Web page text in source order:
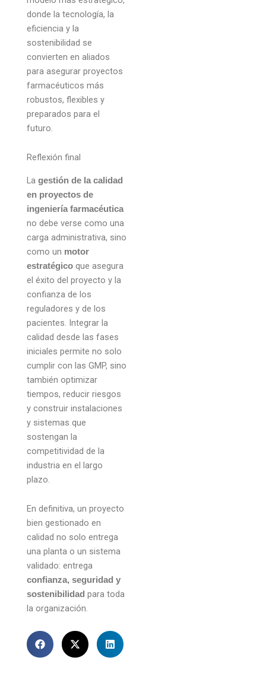
donde la tecnología, la
eficiencia y la
sostenibilidad se
convierten en aliados
para asegurar proyectos
farmacéuticos más
robustos, flexibles y
preparados para el
futuro.
Reflexión final
La gestión de la calidad
en proyectos de
ingeniería farmacéutica
no debe verse como una
carga administrativa, sino
como un motor
estratégicoque asegura
el éxito del proyecto y la
confianza de los
reguladores y de los
pacientes. Integrar la
calidad desde las fases
iniciales permite no solo
cumplir con las GMP, sino
también optimizar
tiempos, reducir riesgos
y construir instalaciones
y sistemas que
sostengan la
competitividad de la
industria en el largo
plazo.
En definitiva, un proyecto
bien gestionado en
calidad no solo entrega
una planta o un sistema
validado: entrega
confianza, seguridad y
sostenibilidad para toda
la organización.